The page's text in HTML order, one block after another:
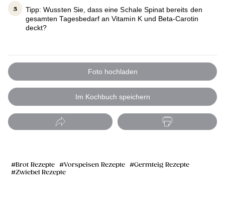
Tipp: Wussten Sie, dass eine Schale Spinat bereits den
gesamten Tagesbedarf an Vitamin K und Beta-Carotin
deckt?
Foto hochladen
Im Kochbuch speichern
Brot Rezepte Vorspeisen Rezepte
Germteig Rezepte
Zwiebel Rezepte